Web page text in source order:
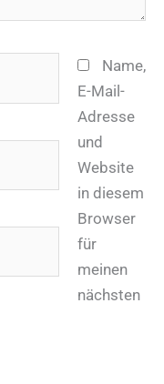
Name,
E-Mail-
Adresse
und
Website
in diesem
Browser
für
meinen
nächsten